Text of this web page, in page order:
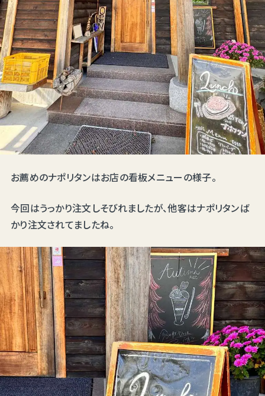
お薦めのナポリタンはお店の看板メニューの様子。
今回はうっかり注文しそびれましたが、他客はナポリタンば
かり注文されてましたね。